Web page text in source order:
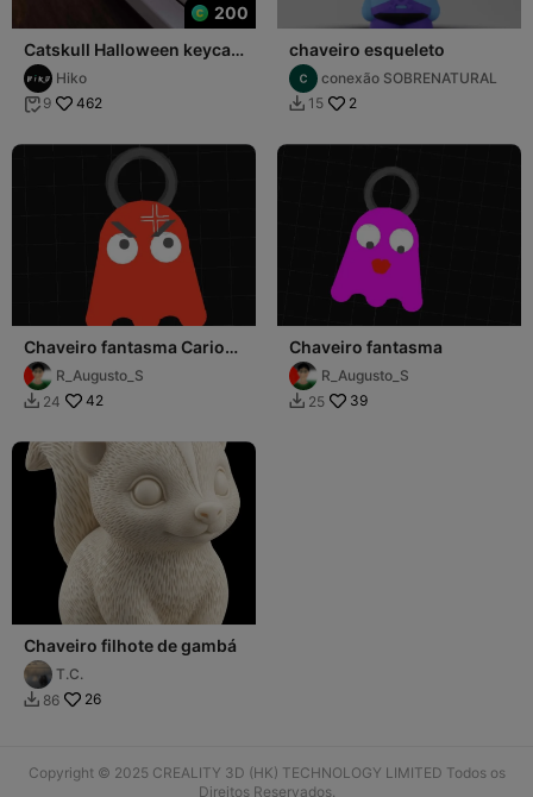
200
Catskull Halloween keycap
- teclado mecánico
Hiko
 9 462
chaveiro esqueleto
conexão SOBRENATURAL
 15 2
Chaveiro fantasma Carioca
put0R_Augusto_S
 24 42
Chaveiro fantasma
R_Augusto_S
 25 39
Chaveiro filhote de gambá
T.C.
 86 26
Copyright © 2025 CREALITY 3D (HK) TECHNOLOGY LIMITED Todos os
Direitos Reservados.